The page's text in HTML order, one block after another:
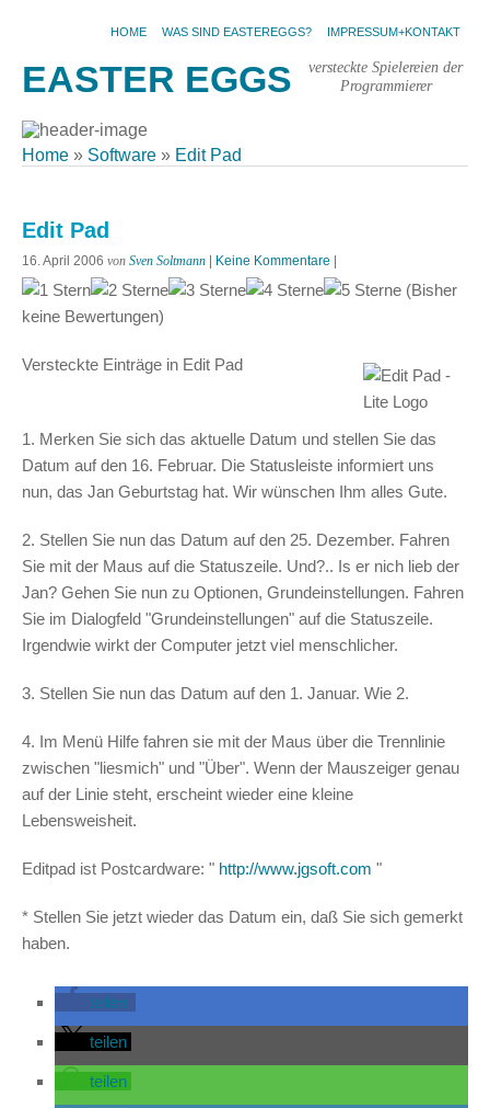
HOME WAS SIND EASTEREGGS? IMPRESSUM+KONTAKT
EASTER EGGS
versteckte Spielereien der
Programmierer
Home » Software » Edit Pad
Edit Pad
16. April 2006 von Sven Soltmann Keine Kommentare
(Bisher
keine Bewertungen)
Versteckte Einträge in Edit Pad
1. Merken Sie sich das aktuelle Datum und stellen Sie das
Datum auf den 16. Februar. Die Statusleiste informiert uns
nun, das Jan Geburtstag hat. Wir wünschen Ihm alles Gute.
2. Stellen Sie nun das Datum auf den 25. Dezember. Fahren
Sie mit der Maus auf die Statuszeile. Und?.. Is er nich lieb der
Jan? Gehen Sie nun zu Optionen, Grundeinstellungen. Fahren
Sie im Dialogfeld "Grundeinstellungen" auf die Statuszeile.
Irgendwie wirkt der Computer jetzt viel menschlicher.
3. Stellen Sie nun das Datum auf den 1. Januar. Wie 2.
4. Im Menü Hilfe fahren sie mit der Maus über die Trennlinie
zwischen "liesmich" und "Über". Wenn der Mauszeiger genau
auf der Linie steht, erscheint wieder eine kleine
Lebensweisheit.
Editpad ist Postcardware: " http://www.jgsoft.com "
* Stellen Sie jetzt wieder das Datum ein, daß Sie sich gemerkt
haben.
teilen
teilen
teilen